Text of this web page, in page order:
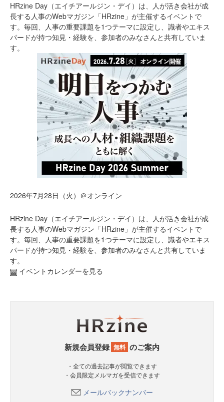
HRzine Day（エイチアールジン・デイ）は、人が活き会社が成
長する人事のWebマガジン「HRzine」が主催するイベントで
す。毎回、人事の重要課題を1つテーマに設定し、識者やエキス
パードが持つ知見・経験を、参加者のみなさんと共有していま
す。
2026年7月28日（火）＠オンライン
HRzine Day（エイチアールジン・デイ）は、人が活き会社が成
長する人事のWebマガジン「HRzine」が主催するイベントで
す。毎回、人事の重要課題を1つテーマに設定し、識者やエキス
パードが持つ知見・経験を、参加者のみなさんと共有していま
す。
イベントカレンダーを見る
新規会員登録 無料 のご案内
・全ての過去記事が閲覧できます
・会員限定メルマガを受信できます
メールバックナンバー